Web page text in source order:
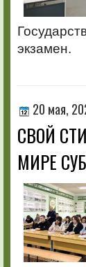
экзамен.
20 мая,
СВОЙ
МИРЕ